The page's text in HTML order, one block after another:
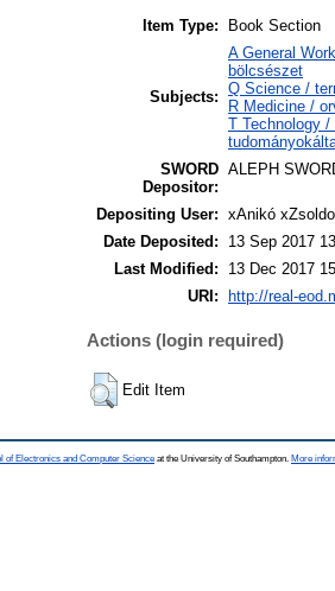
Item Type: Book Section
Subjects:
A General
bölcsészet
Q Science /
R Medicine /
T Technology
SWORD
Depositor:
ALEPH
Depositing User: xAnikó
Date Deposited:
13 Sep 2017
Last Modified:
13 Dec 2017
URI:
http://real-
Actions (login required)
Edit Item
of Electronics and Computer Science at the University of Southampton. More